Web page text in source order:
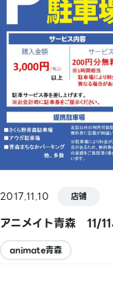
2017.11.10 店铺
アニメイト青森 11/
animate青森